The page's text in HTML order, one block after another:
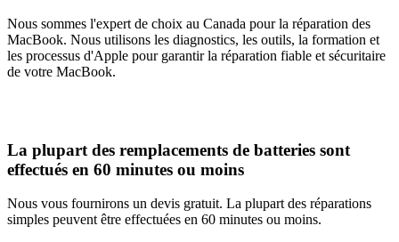
Nous sommes l'expert de choix au Canada pour la réparation des
MacBook. Nous utilisons les diagnostics, les outils, la formation et
les processus d'Apple pour garantir la réparation fiable et sécuritaire
de votre MacBook.
La plupart des remplacements de batteries sont
effectués en 60 minutes ou moins
Nous vous fournirons un devis gratuit. La plupart des réparations
simples peuvent être effectuées en 60 minutes ou moins.